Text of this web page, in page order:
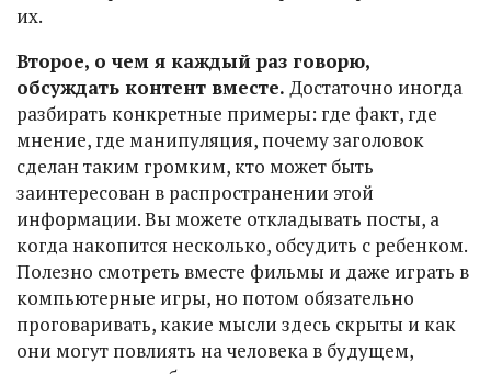
их.
Второе, о чем я каждый раз говорю,
обсуждать контент вместе. Достаточно иногда
разбирать конкретные примеры: где факт, где
мнение, где манипуляция, почему заголовок
сделан таким громким, кто может быть
заинтересован в распространении этой
информации. Вы можете откладывать посты, а
когда накопится несколько, обсудить с ребенком.
Полезно смотреть вместе фильмы и даже играть в
компьютерные игры, но потом обязательно
проговаривать, какие мысли здесь скрыты и как
они могут повлиять на человека в будущем,